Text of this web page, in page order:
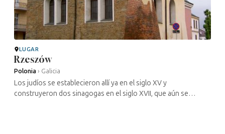
LUGAR
Rzeszów
Polonia › Galicia
Los judíos se establecieron allí ya en el siglo XV y
construyeron dos sinagogas en el siglo XVII, que aún se